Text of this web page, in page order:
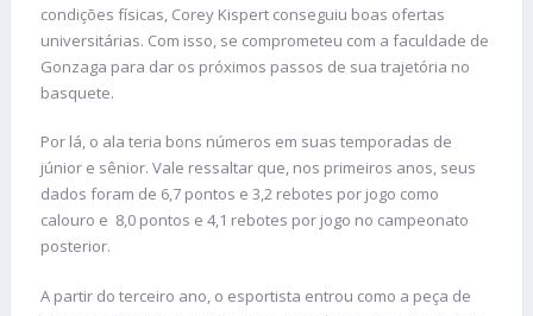
condições físicas, Corey Kispert conseguiu boas ofertas
universitárias. Com isso, se comprometeu com a faculdade de
Gonzaga para dar os próximos passos de sua trajetória no
basquete.
Por lá, o ala teria bons números em suas temporadas de
júnior e sênior. Vale ressaltar que, nos primeiros anos, seus
dados foram de 6,7 pontos e 3,2 rebotes por jogo como
calouro e 8,0 pontos e 4,1 rebotes por jogo no campeonato
posterior.
A partir do terceiro ano, o esportista entrou como a peça de